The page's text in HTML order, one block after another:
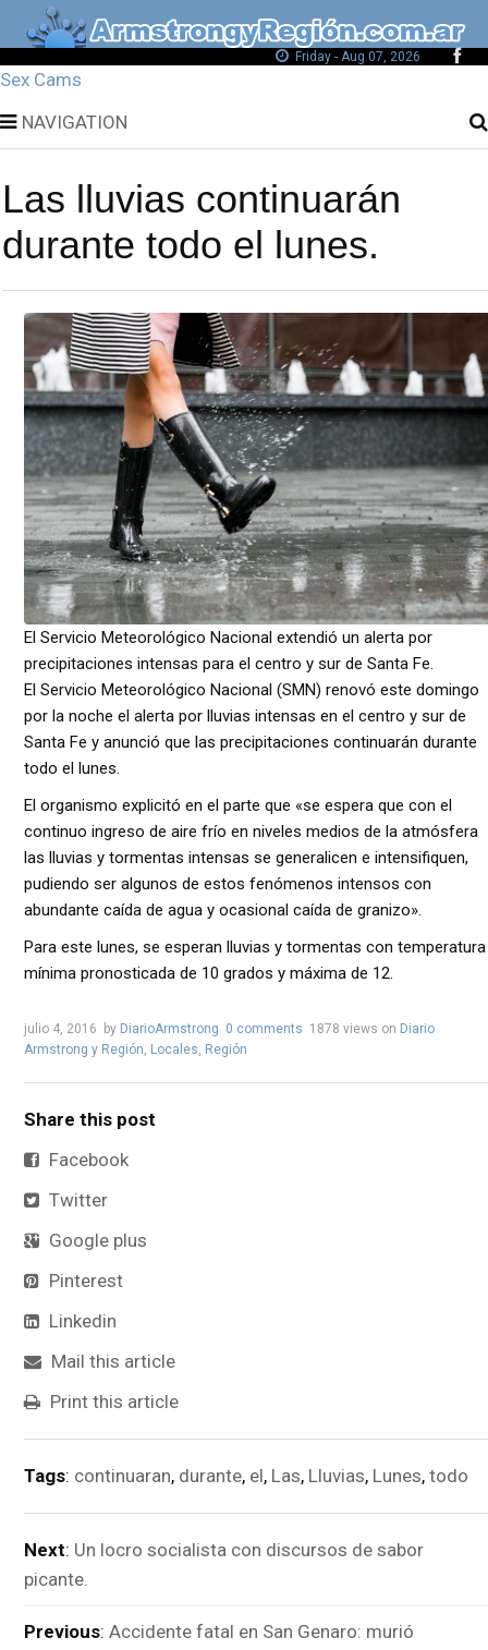
Friday - Aug 07, 2026
Sex Cams
NAVIGATION
Las lluvias continuarán
durante todo el lunes.
El Servicio Meteorológico Nacional extendió un alerta por
precipitaciones intensas para el centro y sur de Santa Fe.
El Servicio Meteorológico Nacional (SMN) renovó este domingo
por la noche el alerta por lluvias intensas en el centro y sur de
Santa Fe y anunció que las precipitaciones continuarán durante
todo el lunes.
El organismo explicitó en el parte que «se espera que con el
continuo ingreso de aire frío en niveles medios de la atmósfera
las lluvias y tormentas intensas se generalicen e intensifiquen,
pudiendo ser algunos de estos fenómenos intensos con
abundante caída de agua y ocasional caída de granizo».
Para este lunes, se esperan lluvias y tormentas con temperatura
mínima pronosticada de 10 grados y máxima de 12.
julio 4, 2016 by DiarioArmstrong 0 comments 1878 views on Diario
Armstrong y Región, Locales, Región
Share this post
Facebook
Twitter
Google plus
Pinterest
Linkedin
Mail this article
Print this article
Tags: continuaran, durante, el, Las, Lluvias, Lunes, todo
Next: Un locro socialista con discursos de sabor
picante.
Previous: Accidente fatal en San Genaro: murió